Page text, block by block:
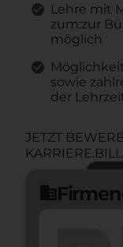
Lehre mit
zum:zur
möglich
sowie
der
JETZT
domain